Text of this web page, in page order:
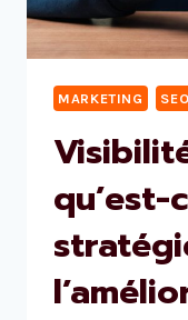
MARKETING SEO
qu’est-